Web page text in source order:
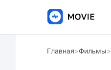
Главная>Фильмы>